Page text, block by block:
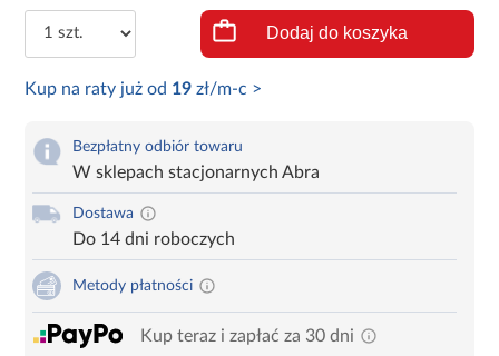
Dodaj do koszyka
Kup na raty już od 19 zł/m-c >
Bezpłatny odbiór towaru
W sklepach stacjonarnych Abra
Dostawa
Do 14 dni roboczych
Metody płatności
Kup teraz i zapłać za 30 dni